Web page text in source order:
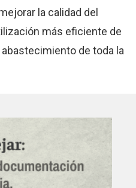
la calidad del
más eficiente de
de toda la